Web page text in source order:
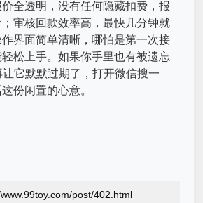
全透明，没有任何隐藏扣费，报
审核回款效率高，最快几分钟就
界面简单清晰，哪怕是第一次接
松上手。如果你手里也有被遗忘
它默默过期了，打开微信搜一
份闲置的心意。
post/402.html